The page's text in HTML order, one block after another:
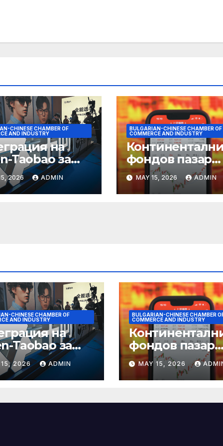
CHINESE CHAMBER OF
AND INDUSTRY
на
Taobao за
на
618
2026 ADMIN
BULGARIAN-CHINESE CHAMBER OF
COMMERCE AND INDUSTRY
фондов пазар
достига 11-
годишен връх
MAY 15, 2026 ADMIN
CHINESE CHAMBER OF
AND INDUSTRY
на
Taobao за
на
618
15, 2026 ADMIN
BULGARIAN-CHINESE CHAMBER
COMMERCE AND INDUSTRY
фондов пазар
достига 11-
годишен връх
MAY 15, 2026